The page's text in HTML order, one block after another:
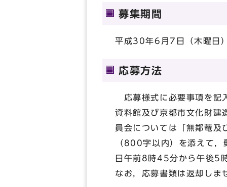
募集期間
平成30年6月7日（木曜日
応募方法
応募様式に必要事項を記
資料館及び京都市文化財建
員会については「無鄰菴及
（800字以内）を添えて，
日午前8時45分から午後5
なお，応募書類は返却しま